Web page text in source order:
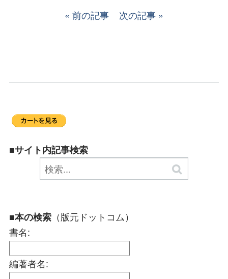
前の記事 次の記事
■サイト内記事検索
■本の検索 （版元ドットコム）
書名:
編著者名: